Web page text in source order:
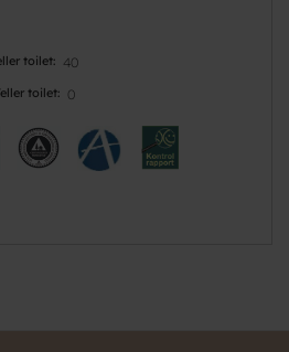
toilet 40
toilet 0